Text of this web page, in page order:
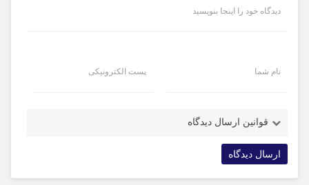
دیدگاه خود را اینجا بنویسید
نام شما پست الکترونیکی
قوانین ارسال دیدگاه